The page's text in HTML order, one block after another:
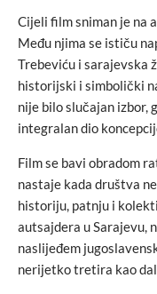
Cijeli film sniman je na
Među njima se ističu
Trebeviću i sarajevska
historijski i simbolički
nije bilo slučajan izbor,
integralan dio
Film se bavi obradom
nastaje kada društva
historiju, patnju i
autsajdera u Sarajevu,
naslijeđem
nerijetko tretira kao